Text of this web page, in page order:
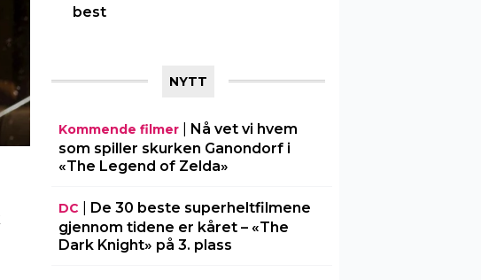
best
NYTT
Kommende filmer| Nå vet vi hvem
som spiller skurken Ganondorf i
«The Legend of Zelda»
DC
De 30 beste superheltfilmene
gjennom tidene er kåret – «The
Dark Knight» på 3. plass